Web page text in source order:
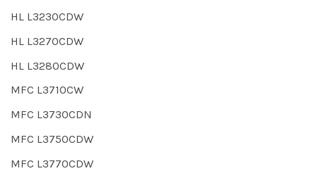
HL L3230CDW
HL L3270CDW
HL L3280CDW
MFC L3710CW
MFC L3730CDN
MFC L3750CDW
MFC L3770CDW